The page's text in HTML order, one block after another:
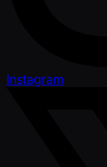
Instagram